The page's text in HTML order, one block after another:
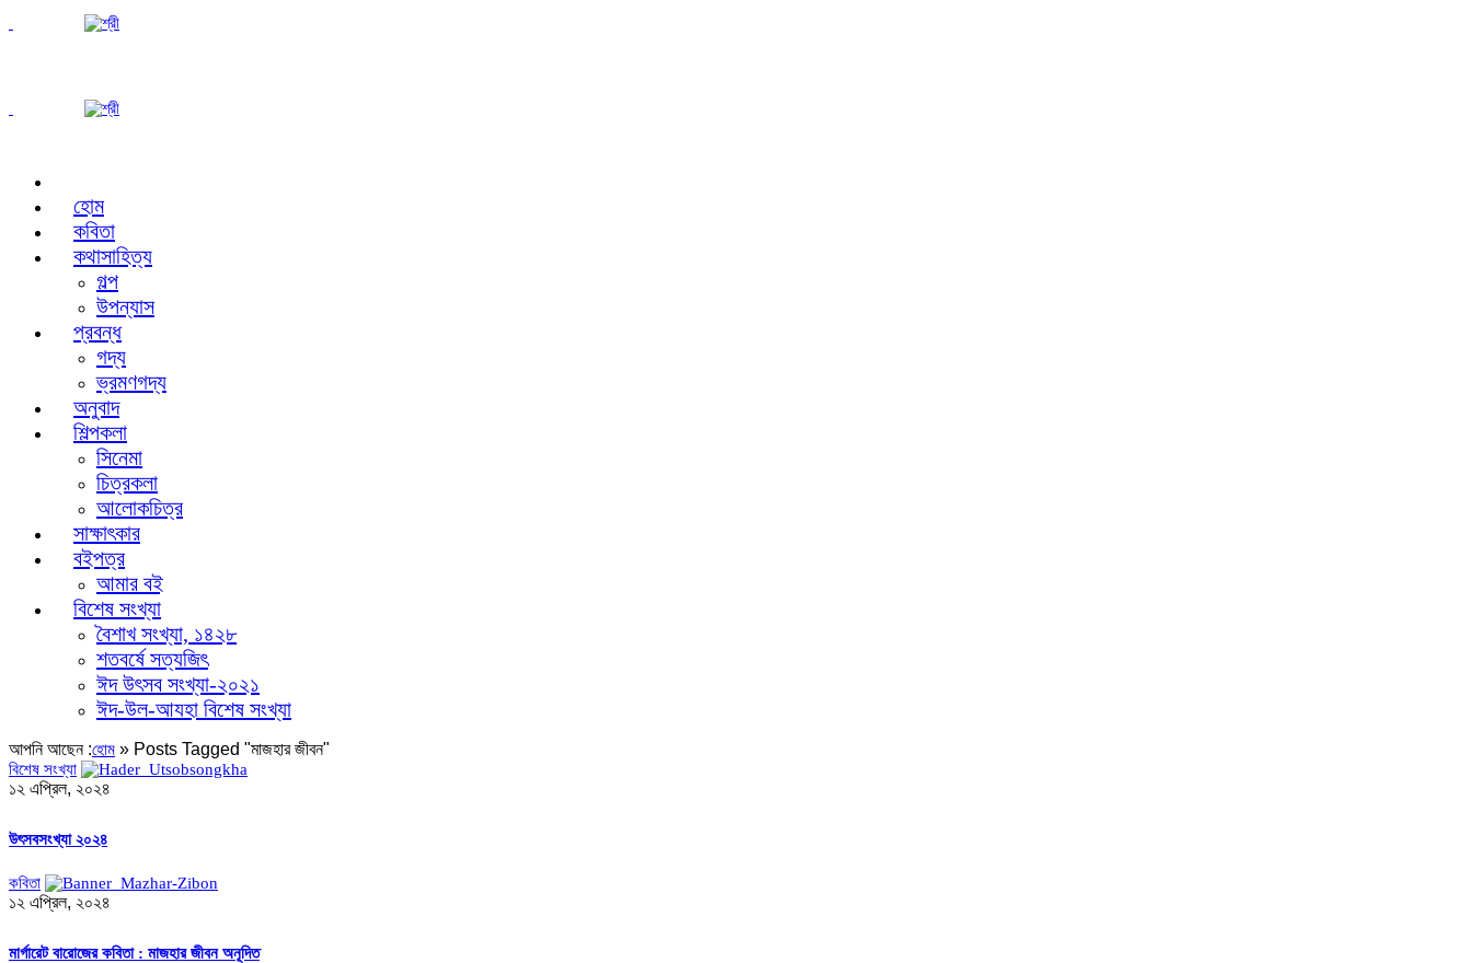
হোম
কবিতা
কথাসাহিত্য
গল্প
উপন্যাস
প্রবন্ধ
গদ্য
ভ্রমণগদ্য
অনুবাদ
শিল্পকলা
সিনেমা
চিত্রকলা
আলোকচিত্র
সাক্ষাৎকার
বইপত্র
আমার বই
বিশেষ সংখ্যা
বৈশাখ সংখ্যা, ১৪২৮
শতবর্ষে সত্যজিৎ
ঈদ উৎসব সংখ্যা-২০২১
ঈদ-উল-আযহা বিশেষ সংখ্যা
আপনি আছেন :হোম » Posts Tagged "মাজহার জীবন"
বিশেষ সংখ্যা
১২ এপ্রিল, ২০২৪
উৎসবসংখ্যা ২০২৪
কবিতা
১২ এপ্রিল, ২০২৪
মার্গারেট বারোজের কবিতা : মাজহার জীবন অনূদিত